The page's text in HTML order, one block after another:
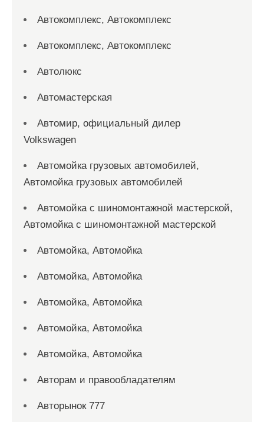
Автокомплекс, Автокомплекс
Автокомплекс, Автокомплекс
Автолюкс
Автомастерская
Автомир, официальный дилер
Volkswagen
Автомойка грузовых автомобилей,
Автомойка грузовых автомобилей
Автомойка с шиномонтажной мастерской,
Автомойка с шиномонтажной мастерской
Автомойка, Автомойка
Автомойка, Автомойка
Автомойка, Автомойка
Автомойка, Автомойка
Автомойка, Автомойка
Авторам и правообладателям
Авторынок 777